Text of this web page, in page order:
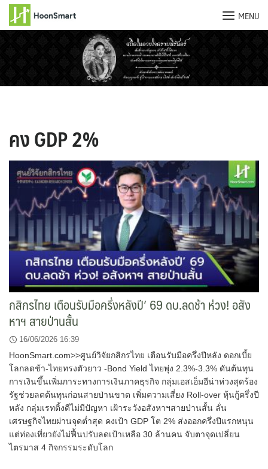
MENU
คง GDP 2%
กสิกรไทย เตือนรับมือครึ่งหลังปี’ 69 ดบ.ลดช้า ห่วง! อสัง
หาฯ สายป่านสั้น
16/06/2026 16:39
HoonSmart.com>>ศูนย์วิจัยกสิกรไทย เตือนรับมือครึ่งปีหลัง ดอกเบี้ย
โลกลดช้า-ไทยทรงตัวยาว -Bond Yield ไทยพุ่ง 2.3%-3.3% ดันต้นทุน
การเงินขึ้นเพิ่มภาระทางการเงินภาคธุรกิจ กลุ่มเอสเอ็มอีน่าห่วงสุดร้อง
รัฐช่วยลดต้นทุนก่อนสายป่านขาด เพิ่มความเสี่ยง Roll-over หุ้นกู้ครึ่งปี
หลัง กลุ่มเรทติ้งดีไม่มีปัญหา เฝ้าระวังอสังหาฯสายป่านสั้น ลั่น
เศรษฐกิจไทยผ่านจุดต่ำสุด คงเป้า GDP โต 2% ส่งออกครึ่งปีแรกหนุน
แต่ท่องเที่ยวยังไม่ฟื้นปรับลดเป้าเหลือ 30 ล้านคน จับตาจุดเปลี่ยน
ไตรมาส 4 กิจกรรมระดับโลก